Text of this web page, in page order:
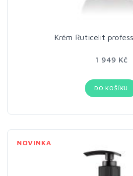
Krém Ruticelit
1 949 Kč
DO KOŠÍKU
NOVINKA